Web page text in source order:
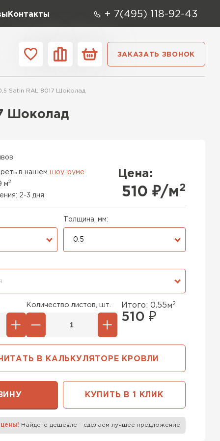
Контакты + 7(495) 118-92-43
ЗАКАЗАТЬ ЗВОНОК
Satin RAL 8017 Шоколад
Шоколад
в нашем шоу-руме
м2
2-3 дня
Цена:
510 ₽/м2
Толщина, мм:
0.5
Количество листов, шт. Итого: 0.55м2
510 ₽
В КАЛЬКУЛЯТОРЕ КРОВЛИ
КУПИТЬ В 1 КЛИК
Найдете дешевле - сделаем лучшее предложение
Контакты